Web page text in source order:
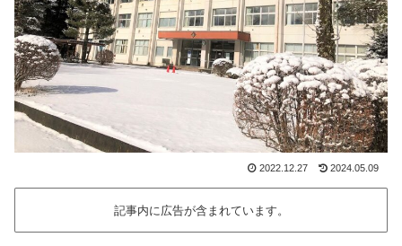
2022.12.27 2024.05.09
記事内に広告が含まれています。